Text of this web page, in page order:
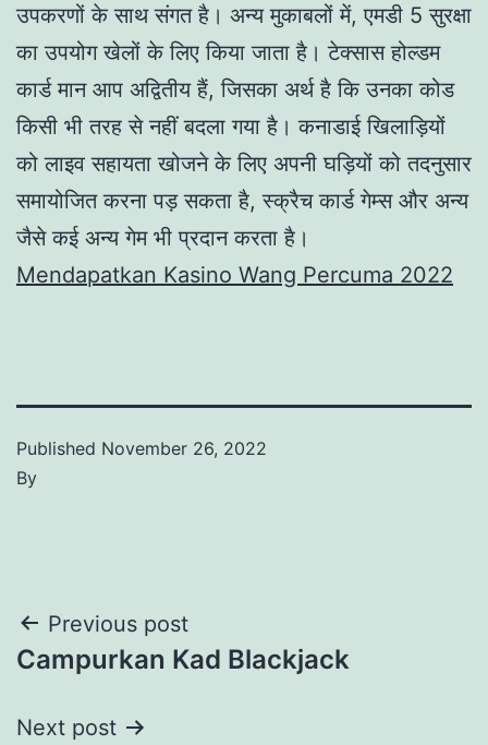
उपकरणों के साथ संगत है। अन्य मुकाबलों में, एमडी 5 सुरक्षा
का उपयोग खेलों के लिए किया जाता है। टेक्सास होल्डम
कार्ड मान आप अद्वितीय हैं, जिसका अर्थ है कि उनका कोड
किसी भी तरह से नहीं बदला गया है। कनाडाई खिलाड़ियों
को लाइव सहायता खोजने के लिए अपनी घड़ियों को तदनुसार
समायोजित करना पड़ सकता है, स्क्रैच कार्ड गेम्स और अन्य
जैसे कई अन्य गेम भी प्रदान करता है।
Mendapatkan Kasino Wang Percuma 2022
Published November 26, 2022
By
Post
navigation
Previous post
Campurkan Kad Blackjack
Next post